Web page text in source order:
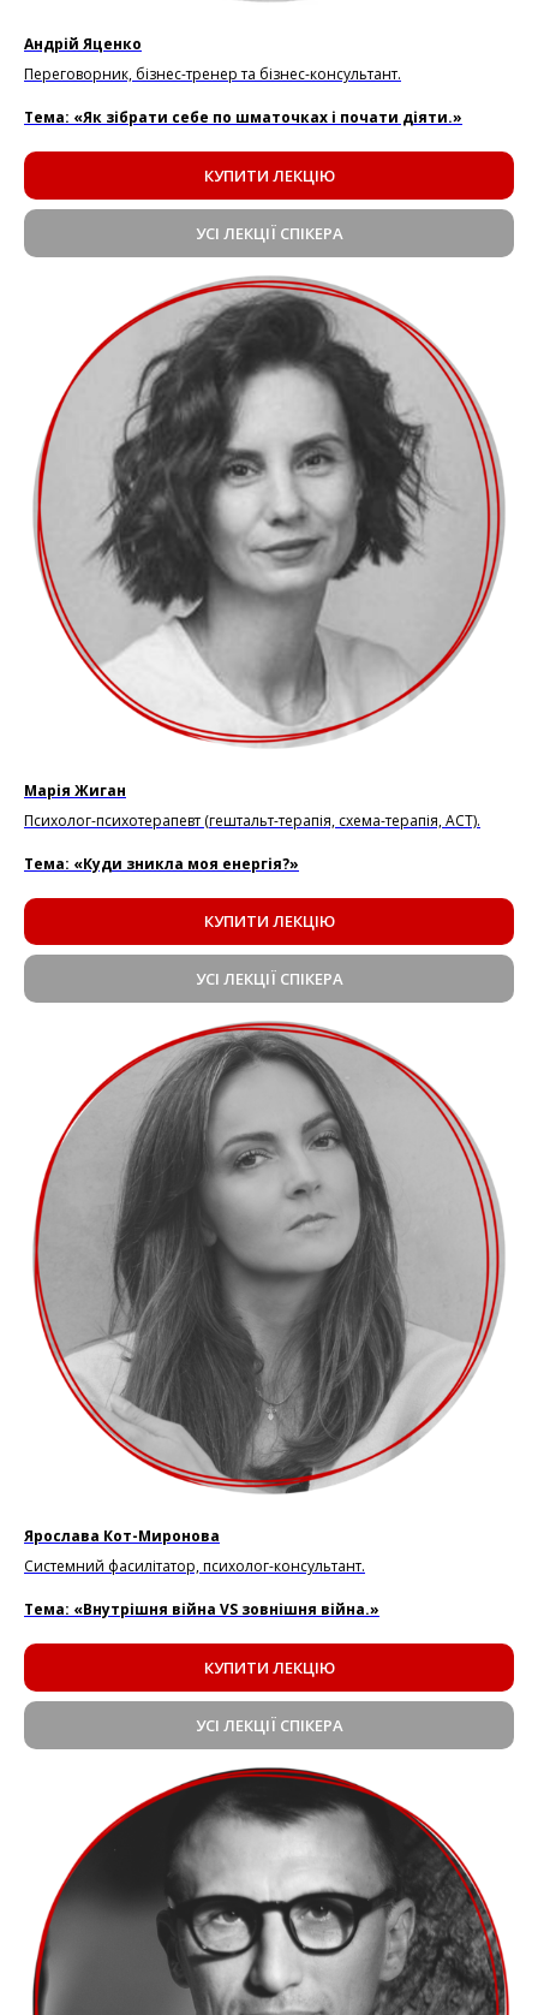
Андрій Яценко
Переговорник, бізнес-тренер та бізнес-консультант.
Тема: «Як зібрати себе по шматочках і почати діяти.»
КУПИТИ ЛЕКЦІЮ
УСІ ЛЕКЦІЇ СПІКЕРА
Марія Жиган
Психолог-психотерапевт (гештальт-терапія, схема-терапія, АСТ).
Тема: «Куди зникла моя енергія?»
КУПИТИ ЛЕКЦІЮ
УСІ ЛЕКЦІЇ СПІКЕРА
Ярослава Кот-Миронова
Системний фасилітатор, психолог-консультант.
Тема: «Внутрішня війна VS зовнішня війна.»
КУПИТИ ЛЕКЦІЮ
УСІ ЛЕКЦІЇ СПІКЕРА